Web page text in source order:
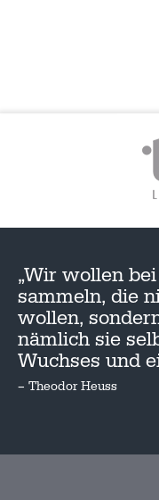
„Wir wollen
sammeln, die
wollen,
nämlich sie
Wuchses und
– Theodor Heuss